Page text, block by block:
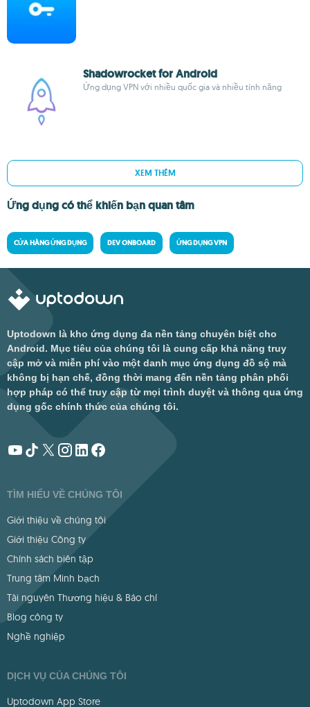
Shadowrocket for Android
Ứng dụng VPN với nhiều quốc gia và nhiều tính năng
XEM THÊM
Ứng dụng có thể khiến bạn quan tâm
CỬA HÀNG ỨNG DỤNG DEV ONBOARD ỨNG DỤNG VPN
Uptodown là kho ứng dụng đa nền tảng chuyên biệt cho
Android. Mục tiêu của chúng tôi là cung cấp khả năng truy
cập mở và miễn phí vào một danh mục ứng dụng đồ sộ mà
không bị hạn chế, đồng thời mang đến nền tảng phân phối
hợp pháp có thể truy cập từ mọi trình duyệt và thông qua ứng
dụng gốc chính thức của chúng tôi.
TÌM HIỂU VỀ CHÚNG TÔI
Giới thiệu về chúng tôi
Giới thiệu Công ty
Chính sách biên tập
Trung tâm Minh bạch
Tài nguyên Thương hiệu & Báo chí
Blog công ty
Nghề nghiệp
DỊCH VỤ CỦA CHÚNG TÔI
Uptodown App Store